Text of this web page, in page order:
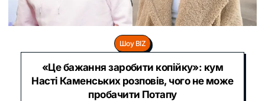
Шоу BIZ
«Це бажання заробити копійку»: кум
Насті Каменських розповів, чого не може
пробачити Потапу